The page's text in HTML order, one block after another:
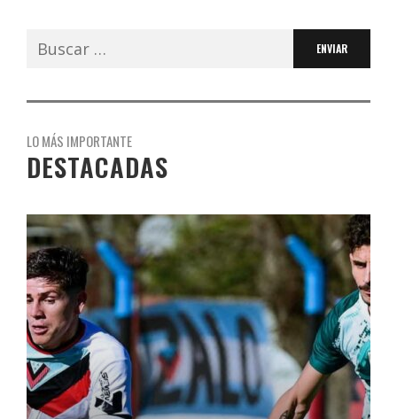
Buscar:
LO MÁS IMPORTANTE
DESTACADAS